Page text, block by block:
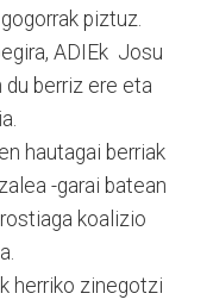
piztuz.
ADIEk Josu
du berriz ere eta
hautagai berriak
-garai batean
koalizio
herriko zinegotzi